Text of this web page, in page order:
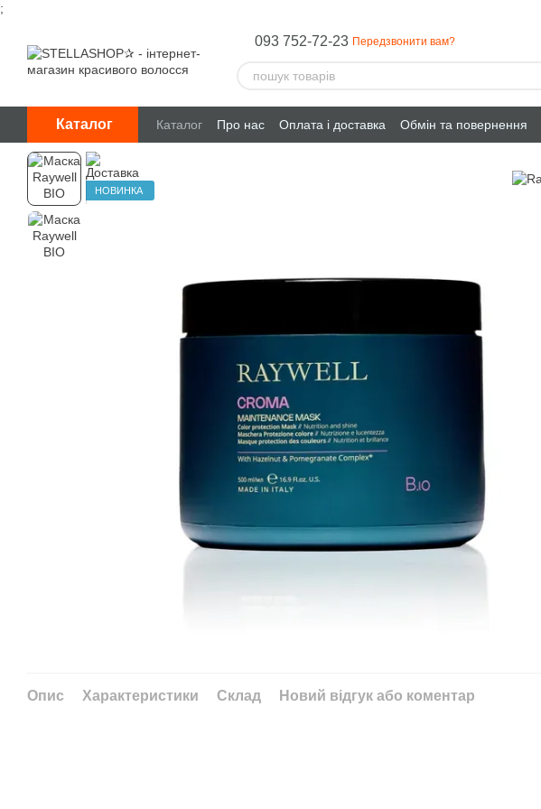
;
093 752-72-23 Передзвонити вам?
Каталог Каталог Про нас Оплата і доставка Обмін та повернення
НОВИНКА
Опис Характеристики Склад Новий відгук або коментар